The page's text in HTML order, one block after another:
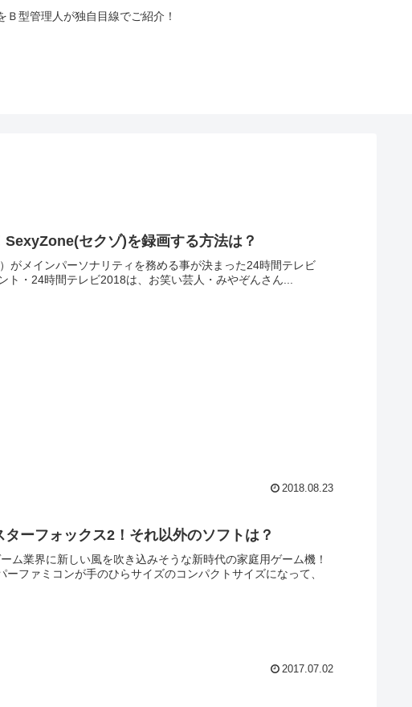
型管理人が独自目線でご紹介！
セクゾ)を録画する方法は？
がメインパーソナリティを務める事が決まった24時間テレビ
・24時間テレビ2018は、お笑い芸人・みやぞんさん...
2018.08.23
ーフォックス2！それ以外のソフトは？
ム業界に新しい風を吹き込みそうな新時代の家庭用ゲーム機！
ファミコンが手のひらサイズのコンパクトサイズになって、
2017.07.02